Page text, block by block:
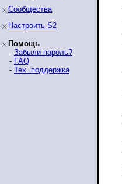
Сообщества
Настроить S2
Помощь
- Забыли пароль?
- FAQ
- Тех. поддержка